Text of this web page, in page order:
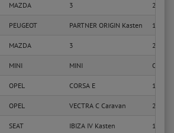
MAZDA 3 2.0
PEUGEOT PARTNER ORIGIN Kasten 1.6
MAZDA 3 2.0
MINI MINI One
OPEL CORSA E 1.2
OPEL VECTRA C Caravan 2.0
SEAT IBIZA IV Kasten 1.2